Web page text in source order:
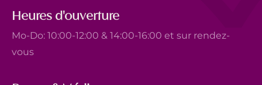
Heures d'ouverture
Mo-Do: 10:00-12:00 & 14:00-16:00 et sur rendez-
vous